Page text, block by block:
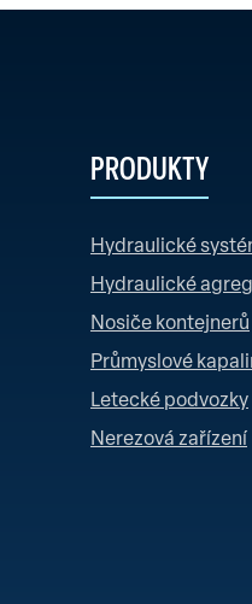
PRODUKTY
Hydraulické
Hydraulické
Nosiče kontejnerů
Průmyslové
Letecké podvozky
Nerezová zařízení